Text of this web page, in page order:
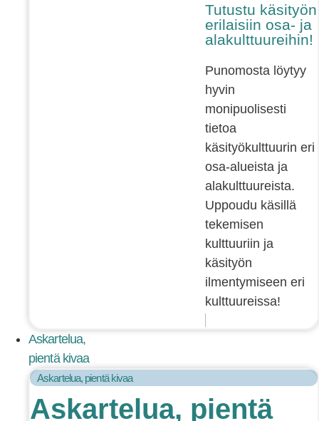
Tutustu käsityön
erilaisiin osa- ja
alakulttuureihin!
Punomosta löytyy
hyvin
monipuolisesti
tietoa
käsityökulttuurin eri
osa-alueista ja
alakulttuureista.
Uppoudu käsillä
tekemisen
kulttuuriin ja
käsityön
ilmentymiseen eri
kulttuureissa!
Askartelua,
pientä kivaa
Askartelua, pientä kivaa
Askartelua, pientä